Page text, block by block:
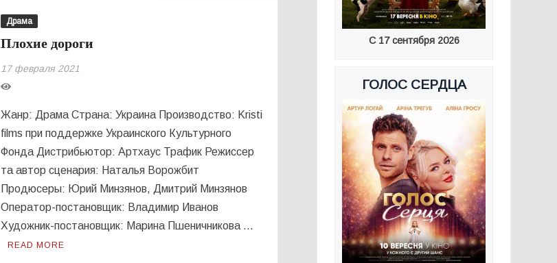
Драма
Плохие дороги
17 февраля 2021
Жанр: Драма Страна: Украина Производство: Kristi
films при поддержке Украинского Культурного
Фонда Дистрибьютор: Артхаус Трафик Режиссер
та автор сценария: Наталья Ворожбит
Продюсеры: Юрий Минзянов, Дмитрий Минзянов
Оператор-постановщик: Владимир Иванов
Художник-постановщик: Марина Пшеничникова …
READ MORE
С 17 сентября 2026
ГОЛОС СЕРДЦА